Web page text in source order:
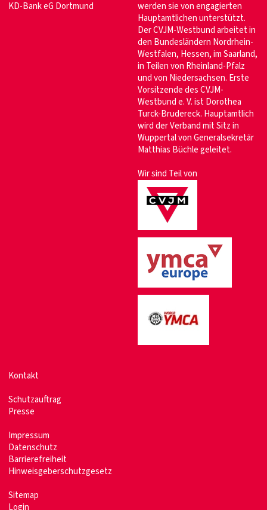
KD-Bank eG Dortmund
werden sie von engagierten
Hauptamtlichen unterstützt.
Der CVJM-Westbund arbeitet in
den Bundesländern Nordrhein-
Westfalen, Hessen, im Saarland,
in Teilen von Rheinland-Pfalz
und von Niedersachsen. Erste
Vorsitzende des CVJM-
Westbund e. V. ist Dorothea
Turck-Brudereck. Hauptamtlich
wird der Verband mit Sitz in
Wuppertal von Generalsekretär
Matthias Büchle geleitet.
Wir sind Teil von
Kontakt
Schutzauftrag
Presse
Impressum
Datenschutz
Barrierefreiheit
Hinweisgeberschutzgesetz
Sitemap
Login